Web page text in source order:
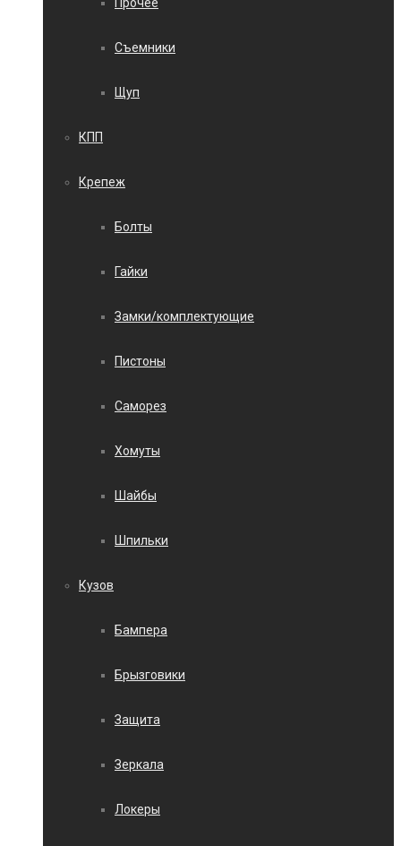
Съемники
Щуп
КПП
Крепеж
Болты
Гайки
Замки/комплектующие
Пистоны
Саморез
Хомуты
Шайбы
Шпильки
Кузов
Бампера
Брызговики
Защита
Зеркала
Локеры